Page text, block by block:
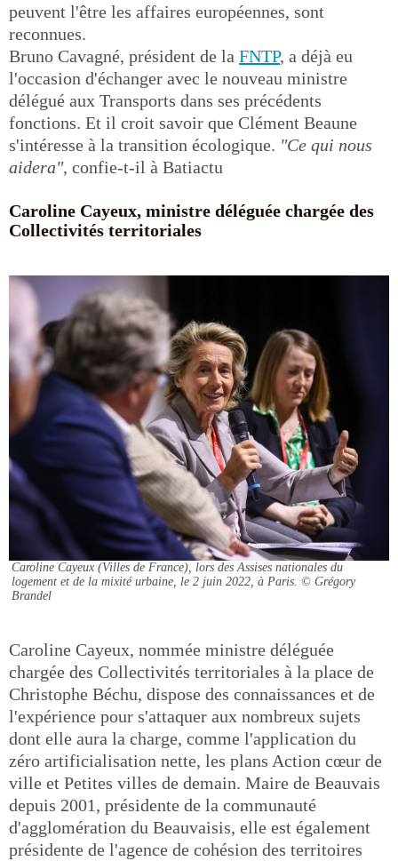
peuvent l'être les affaires européennes, sont
reconnues.
Bruno Cavagné, président de la FNTP, a déjà eu
l'occasion d'échanger avec le nouveau ministre
délégué aux Transports dans ses précédents
fonctions. Et il croit savoir que Clément Beaune
s'intéresse à la transition écologique. "Ce qui nous
aidera", confie-t-il à Batiactu
Caroline Cayeux, ministre déléguée chargée des
Collectivités territoriales
Caroline Cayeux (Villes de France), lors des Assises nationales du
logement et de la mixité urbaine, le 2 juin 2022, à Paris. © Grégory
Brandel
Caroline Cayeux, nommée ministre déléguée
chargée des Collectivités territoriales à la place de
Christophe Béchu, dispose des connaissances et de
l'expérience pour s'attaquer aux nombreux sujets
dont elle aura la charge, comme l'application du
zéro artificialisation nette, les plans Action cœur de
ville et Petites villes de demain. Maire de Beauvais
depuis 2001, présidente de la communauté
d'agglomération du Beauvaisis, elle est également
présidente de l'agence de cohésion des territoires